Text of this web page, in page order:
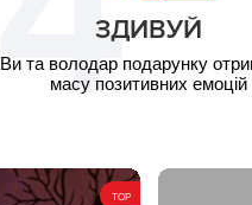
ЗДИВУЙ
Ви та володар подарунку
масу позитивних емоцій
TOP